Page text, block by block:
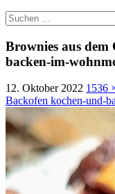
Suchen
nach:
Brownies aus
backen-im-
12. Oktober 2022 1536
Backofen kochen-und-